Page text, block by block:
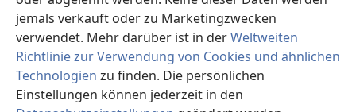
jemals verkauft oder zu Marketingzwecken
verwendet. Mehr darüber ist in derWeltweiten
Richtlinie zur Verwendung von Cookies und ähnlichen
Technologien zu finden. Die persönlichen
Einstellungen können jederzeit in den
Watchtower Library ®
Copyright© 2026 Watch Tower Bible and Tract Society of Pennsylvania.
NUTZUNGSBEDINGUNGEN
DATENSCHUTZERKLÄRUNG